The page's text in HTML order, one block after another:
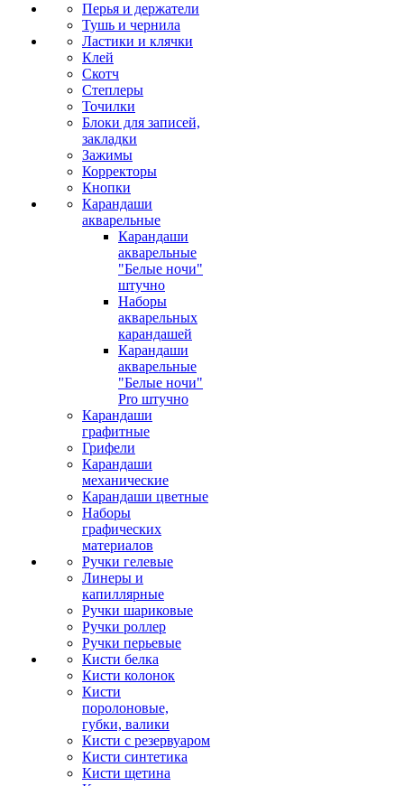
Перья и держатели
Тушь и чернила
Ластики и клячки
Клей
Скотч
Степлеры
Точилки
Блоки для записей,
закладки
Зажимы
Корректоры
Кнопки
Карандаши
акварельные
Карандаши
акварельные
"Белые ночи"
штучно
Наборы
акварельных
карандашей
Карандаши
акварельные
"Белые ночи"
Pro штучно
Карандаши
графитные
Грифели
Карандаши
механические
Карандаши цветные
Наборы
графических
материалов
Ручки гелевые
Линеры и
капиллярные
Ручки шариковые
Ручки роллер
Ручки перьевые
Кисти белка
Кисти колонок
Кисти
поролоновые,
губки, валики
Кисти с резервуаром
Кисти синтетика
Кисти щетина